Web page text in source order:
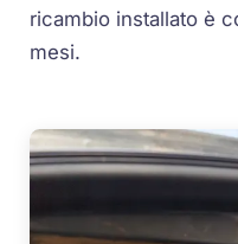
ricambio installato è
mesi.